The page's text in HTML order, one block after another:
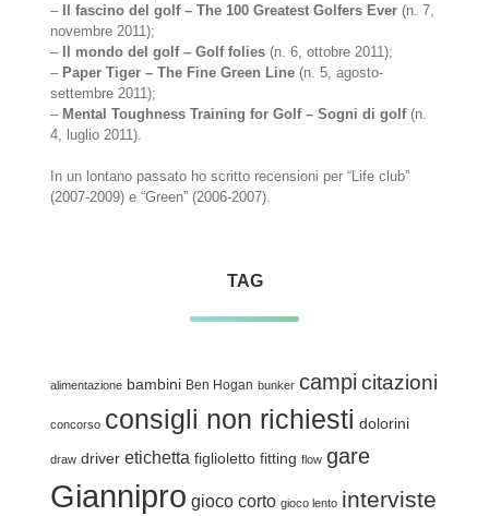
–
Il fascino del golf – The 100 Greatest Golfers Ever (n. 7,
novembre 2011);
–
Il mondo del golf – Golf folies (n. 6, ottobre 2011);
– Paper Tiger – The Fine Green Line (n. 5, agosto-
settembre 2011);
– Mental Toughness Training for Golf – Sogni di golf(n.
4, luglio 2011).
In un lontano passato ho scritto recensioni per “Life club”
(2007-2009) e “Green” (2006-2007).
TAG
alimentazione bambini Ben Hogan bunker campi citazioni
concorso consigli non richiesti dolorini
draw driver etichetta figlioletto fitting flow gare
Giannipro gioco corto gioco lento interviste